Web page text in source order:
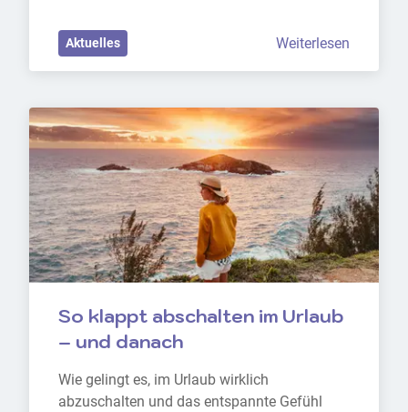
Aktuelles Weiterlesen
So klappt abschalten im Urlaub
– und danach
Wie gelingt es, im Urlaub wirklich
abzuschalten und das entspannte Gefühl